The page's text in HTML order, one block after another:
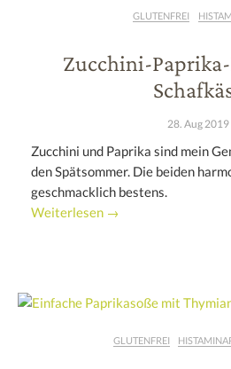
GLUTENFREI
Zucchini-
28. Aug 2019
Zucchini und Paprika sind mein
den Spätsommer. Die beiden
geschmacklich bestens.
Weiterlesen →
GLUTENFREI